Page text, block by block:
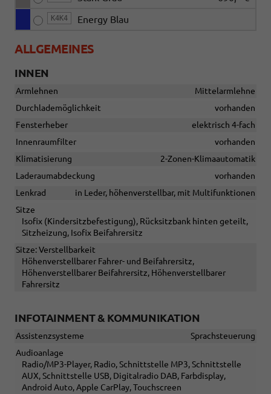
K4K4 Energy Blau
ALLGEMEINES
INNEN
Armlehnen
Mittelarmlehne
Durchlademöglichkeit
vorhanden
Fensterheber
elektrisch 4-fach
Innenraumfilter
vorhanden
Klimatisierung
2-Zonen-Klimaautomatik
Laderaumabdeckung
vorhanden
Lenkrad
in Leder, höhenverstellbar, mit Multifunktionen
Sitze
Isofix (Kindersitzbefestigung), Rücksitzbank hinten geteilt,
Sitzheizung, Isofix Beifahrersitz
Sitze: Verstellbarkeit
Höhenverstellbarer Fahrer- und Beifahrersitz,
Höhenverstellbarer Beifahrersitz, Höhenverstellbarer
Fahrersitz
INFOTAINMENT & KOMMUNIKATION
Assistenzsysteme
Sprachsteuerung
Audioanlage
Radio/MP3-Player, Radio, Schnittstelle MP3, Schnittstelle
AUX, Schnittstelle USB, Digitalradio DAB, Farbdisplay,
Android Auto, Apple CarPlay, Touchscreen